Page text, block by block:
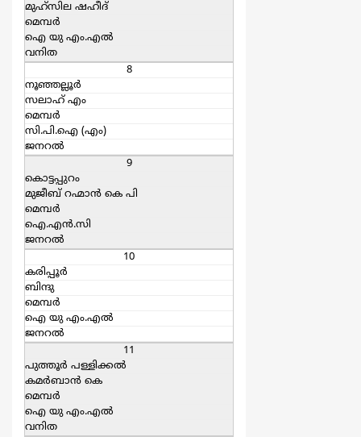
മുഹ്സില ഷഹീദ്
മെമ്പര്‍
ഐ യു എം.എല്‍
വനിത
8
നൂഞ്ഞല്ലൂര്‍
സലാഹ് എം
മെമ്പര്‍
സി.പി.ഐ (എം)
ജനറല്‍
9
കൊട്ടപ്പുറം
മുജീബ് റഹ്മാന്‍ കെ പി
മെമ്പര്‍
ഐ.എന്‍.സി
ജനറല്‍
10
കരിപ്പൂര്‍
ബിന്ദു
മെമ്പര്‍
ഐ യു എം.എല്‍
ജനറല്‍
11
പുത്തൂര്‍ പള്ളിക്കല്‍
കമര്‍ബാന്‍ കെ
മെമ്പര്‍
ഐ യു എം.എല്‍
വനിത